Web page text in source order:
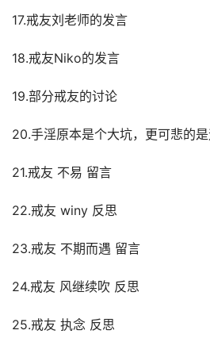
17.戒友刘老师的发言
18.戒友Niko的发言
19.部分戒友的讨论
20.手淫原本是个大坑，更可悲的
21.戒友 不易 留言
22.戒友 winy 反思
23.戒友 不期而遇 留言
24.戒友 风继续吹 反思
25.戒友 执念 反思